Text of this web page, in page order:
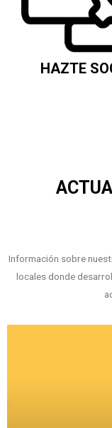
HAZTE
Información sobre
locales donde